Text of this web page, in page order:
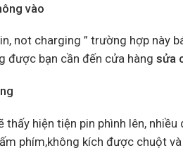
vào
not charging ” trường hợp này
được bạn cần đến cửa hàng sửa
thấy hiện tiện pin phình lên,
phím,không kích được chuột